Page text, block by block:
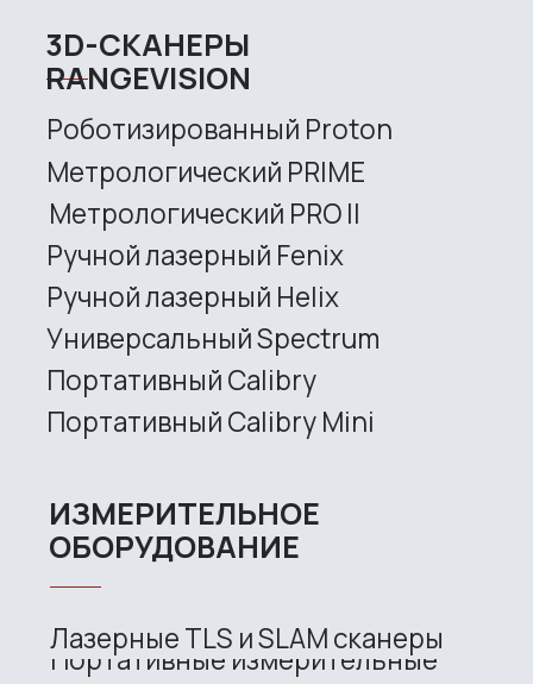
RangeVision
Handheld Calibry Mini
Handheld Calibry
Handheld laser Helix
Handheld laser Fenix
Metrological PRO II
3D SCANNERS
Contacts
News
Company
Support
Distributors
Application
Services
MAIN